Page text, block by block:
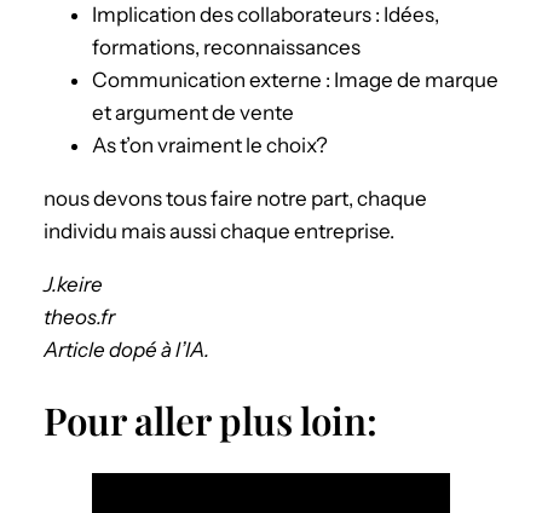
Implication des collaborateurs : Idées,
formations, reconnaissances
Communication externe : Image de marque
et argument de vente
As t’on vraiment le choix?
nous devons tous faire notre part, chaque
individu mais aussi chaque entreprise.
J.keire
theos.fr
Article dopé à l’IA.
Pour aller plus loin: